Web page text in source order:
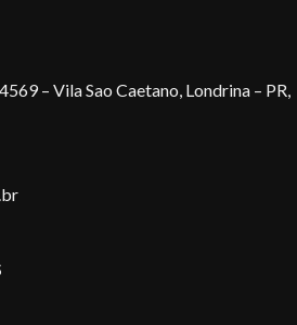
– Vila Sao Caetano, Londrina – PR,